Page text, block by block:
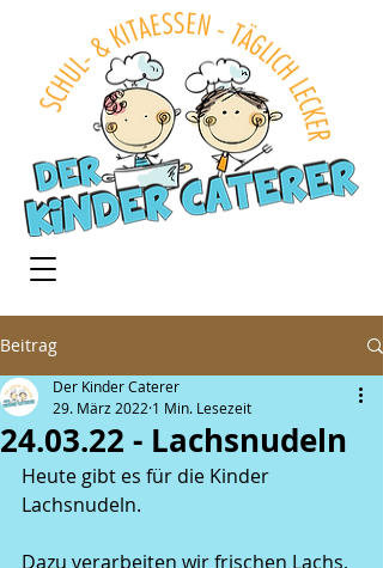
Beitrag
24.03.22 - Lachsnudeln
Der Kinder Caterer
29. März 2022 1 Min. Lesezeit
Heute gibt es für die Kinder
Lachsnudeln.
Dazu verarbeiten wir frischen Lachs,